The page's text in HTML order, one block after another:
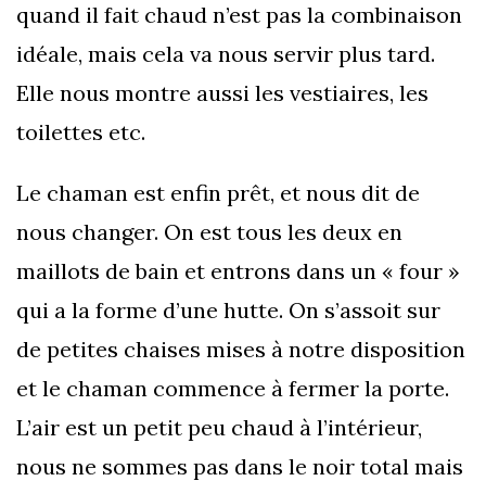
quand il fait chaud n’est pas la combinaison
idéale, mais cela va nous servir plus tard.
Elle nous montre aussi les vestiaires, les
toilettes etc.
Le chaman est enfin prêt, et nous dit de
nous changer. On est tous les deux en
maillots de bain et entrons dans un « four »
qui a la forme d’une hutte. On s’assoit sur
de petites chaises mises à notre disposition
et le chaman commence à fermer la porte.
L’air est un petit peu chaud à l’intérieur,
nous ne sommes pas dans le noir total mais